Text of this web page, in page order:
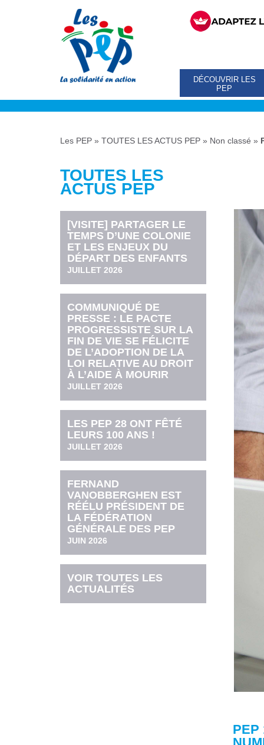
DÉCOUVRIR LES
PEP
Les PEP » TOUTES LES ACTUS PEP » Non classé »
TOUTES LES
ACTUS PEP
[VISITE] PARTAGER LE
TEMPS D’UNE COLONIE
ET LES ENJEUX DU
DÉPART DES ENFANTS
JUILLET 2026
COMMUNIQUÉ DE
PRESSE : LE PACTE
PROGRESSISTE SUR LA
FIN DE VIE SE FÉLICITE
DE L’ADOPTION DE LA
LOI RELATIVE AU DROIT
À L’AIDE À MOURIR
JUILLET 2026
LES PEP 28 ONT FÊTÉ
LEURS 100 ANS !
JUILLET 2026
FERNAND
VANOBBERGHEN EST
RÉÉLU PRÉSIDENT DE
LA FÉDÉRATION
GÉNÉRALE DES PEP
JUIN 2026
VOIR TOUTES LES
ACTUALITÉS
PEP